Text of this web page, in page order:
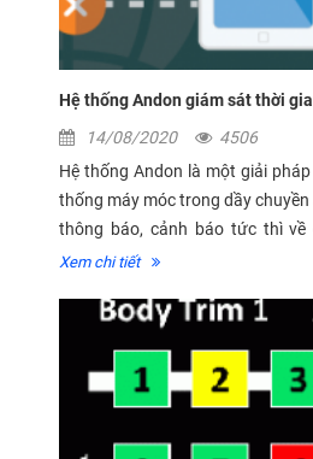
Hệ thống Andon giám sát thời
14/08/2020
4506
Hệ thống Andon là một giải
thống máy móc trong dầy
thông báo, cảnh báo tức thì về
trong quá trình sản xuất. Từ
Xem chi tiết